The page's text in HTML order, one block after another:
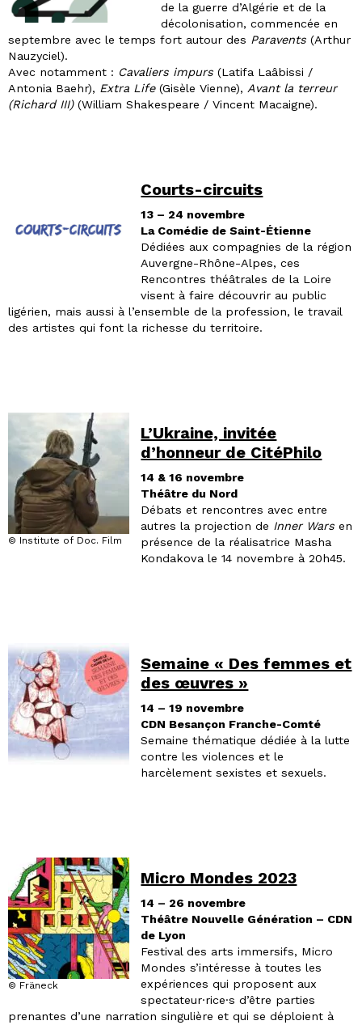
de la guerre d’Algérie et de la
décolonisation, commencée en
septembre avec le temps fort autour des Paravents (Arthur
Nauzyciel).
Avec notamment : Cavaliers impurs (Latifa Laâbissi /
Antonia Baehr), Extra Life(Gisèle Vienne), Avant la terreur
(Richard III)(William Shakespeare / Vincent Macaigne).
Courts-circuits
13 – 24 novembre
La Comédie de Saint-Étienne
Dédiées aux compagnies de la région
Auvergne-Rhône-Alpes, ces
Rencontres théâtrales de la Loire
visent à faire découvrir au public
ligérien, mais aussi à l’ensemble de la profession, le travail
des artistes qui font la richesse du territoire.
© Institute of Doc. Film
L’Ukraine, invitée
d’honneur de CitéPhilo
14 & 16 novembre
Théâtre du Nord
Débats et rencontres avec entre
autres la projection de Inner Wars en
présence de la réalisatrice Masha
Kondakova le 14 novembre à 20h45.
Semaine « Des femmes et
des œuvres »
14 – 19 novembre
CDN Besançon Franche-Comté
Semaine thématique dédiée à la lutte
contre les violences et le
harcèlement sexistes et sexuels.
© Fräneck
Micro Mondes 2023
14 – 26 novembre
Théâtre Nouvelle Génération – CDN
de Lyon
Festival des arts immersifs, Micro
Mondes s’intéresse à toutes les
expériences qui proposent aux
spectateur·rice·s d’être parties
prenantes d’une narration singulière et qui se déploient à